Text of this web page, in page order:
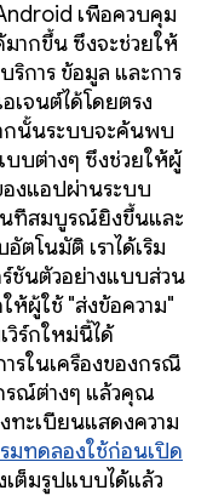
เพื่อควบคุม
ากขึ้น ซึ่งจะช่วยให้
ริการ ข้อมูล และการ
เจนต์ได้โดยตรง
กนั้นระบบจะค้นพบ
บบต่างๆ ซึ่งช่วยให้ผู้
องแอปผ่านระบบ
นที่สมบูรณ์ยิ่งขึ้นและ
ตโนมัติ เราได้เริ่ม
ร์ชันตัวอย่างแบบส่วน
ห้ผู้ใช้ "ส่งข้อความ"
วิร์กใหม่นี้ได้
รในเครื่องของกรณี
รณ์ต่างๆ แล้วคุณ
ทะเบียนแสดงความ
มทดลองใช้ก่อนเปิด
เต็มรูปแบบได้แล้ว